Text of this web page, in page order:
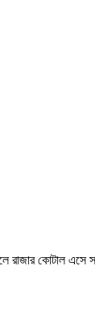
রাজার কোটাল